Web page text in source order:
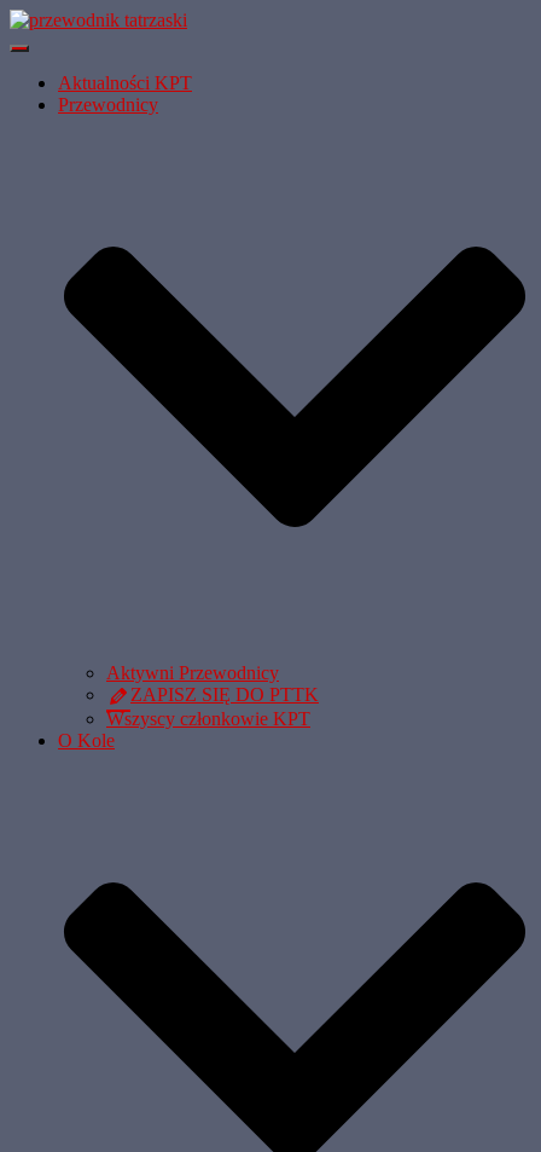
Przełącz
NawigacjęAktualności KPT
Przewodnicy
Aktywni Przewodnicy
ZAPISZ SIĘ DO PTTK
Wszyscy członkowie KPT
O Kole